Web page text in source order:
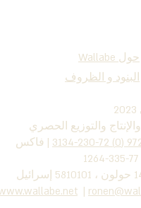
حول Wallabe
البنود و الظروف
والتوزيع الحصري
| فاكس
|